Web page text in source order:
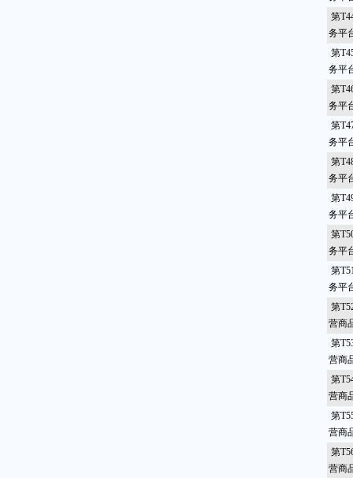
第
务平
第
务平
第
务平
第
务平
第
务平
第
务平
第
务平
第
务平
第
营商
第
营商
第
营商
第
营商
第
营商